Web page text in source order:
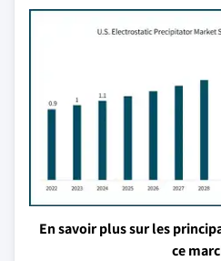
En savoir plus sur les
ce